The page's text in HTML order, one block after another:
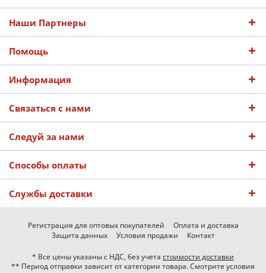
Наши Партнеры
Помощь
Информация
Связаться с нами
Следуй за нами
Способы оплаты
Службы доставки
Регистрация для оптовых покупателей
Оплата и доставка
Защита данных
Условия продажи Контакт
* Все цены указаны с НДС, без учета стоимости доставки
** Период отправки зависит от категории товара. Смотрите условия